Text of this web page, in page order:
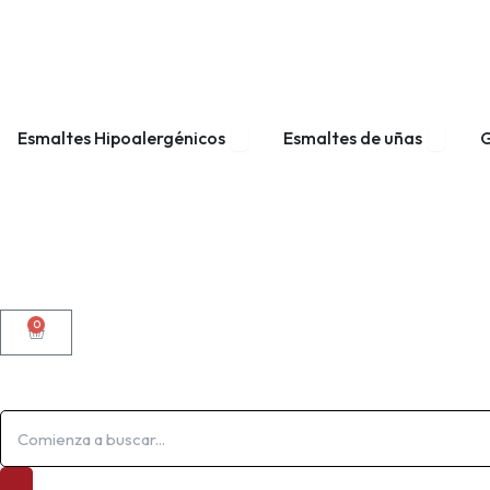
Esmaltes Hipoalergénicos ABRIR ESMALTES
Esmaltes de uñas ABRIR
0
CARRITO
Search